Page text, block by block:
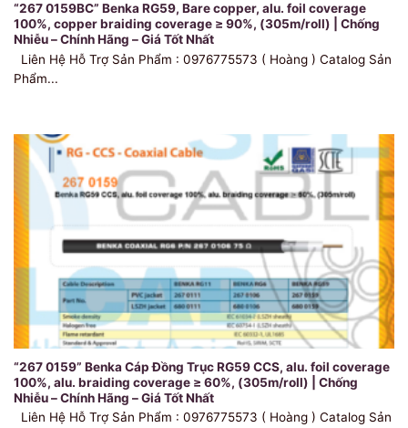
“267 0159BC” Benka RG59, Bare copper, alu. foil coverage
100%, copper braiding coverage ≥ 90%, (305m/roll) | Chống
Nhiễu – Chính Hãng – Giá Tốt Nhất
Liên Hệ Hỗ Trợ Sản Phẩm : 0976775573 ( Hoàng ) Catalog Sản
Phẩm...
“267 0159” Benka Cáp Đồng Trục RG59 CCS, alu. foil coverage
100%, alu. braiding coverage ≥ 60%, (305m/roll) | Chống
Nhiễu – Chính Hãng – Giá Tốt Nhất
Liên Hệ Hỗ Trợ Sản Phẩm : 0976775573 ( Hoàng ) Catalog Sản